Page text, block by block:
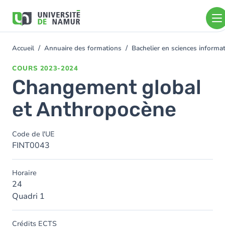
contenu
You
Accueil Annuaire des formations Bachelier en sciences
COURS 2023-2024
Changement global
et Anthropocène
Code de l'UE
FINT0043
Horaire
24
Quadri 1
Crédits ECTS